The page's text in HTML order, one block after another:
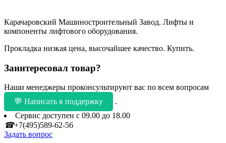
Карачаровский Машиностроительный Завод. Лифты и
компоненты лифтового оборудования.
Прокладка низкая цена, высочайшее качество. Купить.
Заинтересовал товар?
Наши менеджеры проконсультируют вас по всем вопросам
💬 Написать в поддержку
.
Сервис доступен с 09.00 до 18.00
☎+7(495)589-62-56
Задать вопрос